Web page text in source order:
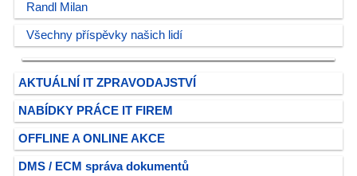
Randl Milan
Všechny příspěvky našich lidí
AKTUÁLNÍ IT ZPRAVODAJSTVÍ
NABÍDKY PRÁCE IT FIREM
OFFLINE A ONLINE AKCE
DMS / ECM správa dokumentů